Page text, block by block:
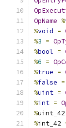
OpName %
%void =
%3 =
%bool =
%6 =
%true =
%false =
%uint =
%int =
%uint_42
%int_42